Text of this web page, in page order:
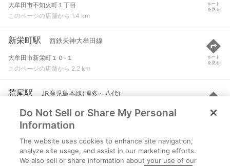
大牟田市不知火町１丁目
このページの店舗から 1.4 km
ルート
を見る
新栄町駅 西鉄天神大牟田線
大牟田市新栄町１０-１
このページの店舗から 2.2 km
ルート
を見る
荒尾駅 JR鹿児島本線(博多～八代)
荒尾市大字万田
このページの店舗から 3.2 km
ルート
を見る
西鉄銀水駅 西鉄天神大牟田線
大牟田市大字草木字横木１２７-１
Do Not Sell or Share My Personal
Information
The website uses cookies to enhance site navigation,
analyze site usage, and assist in our marketing efforts.
We also sell or share information about your use of our